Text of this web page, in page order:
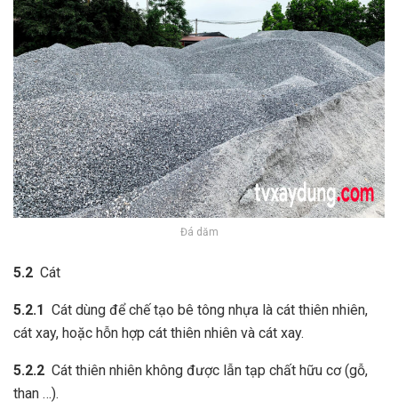
Đá dăm
5.2 Cát
5.2.1 Cát dùng để chế tạo bê tông nhựa là cát thiên nhiên,
cát xay, hoặc hỗn hợp cát thiên nhiên và cát xay.
5.2.2 Cát thiên nhiên không được lẫn tạp chất hữu cơ (gỗ,
than …).